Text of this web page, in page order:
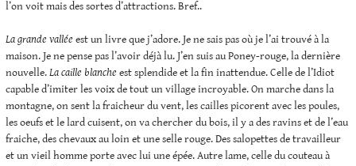
l’on voit mais des sortes d’attractions. Bref..
La grande vallée est un livre que j’adore. Je ne sais pas où je l’ai trouvé à la
maison. Je ne pense pas l’avoir déjà lu. J’en suis au Poney-rouge, la dernière
nouvelle.La caille blanche est splendide et la fin inattendue. Celle de l’Idiot
capable d’imiter les voix de tout un village incroyable. On marche dans la
montagne, on sent la fraicheur du vent, les cailles picorent avec les poules,
les oeufs et le lard cuisent, on va chercher du bois, il y a des ravins et de l’eau
fraiche, des chevaux au loin et une selle rouge. Des salopettes de travailleur
et un vieil homme porte avec lui une épée. Autre lame, celle du couteau à